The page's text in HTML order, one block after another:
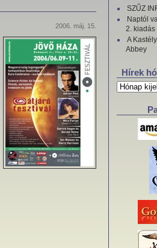
2006. máj. 15.
SZŰZ
Naptól
2. kiadás
A
Abbey
Hírek
Hírek
hónapok